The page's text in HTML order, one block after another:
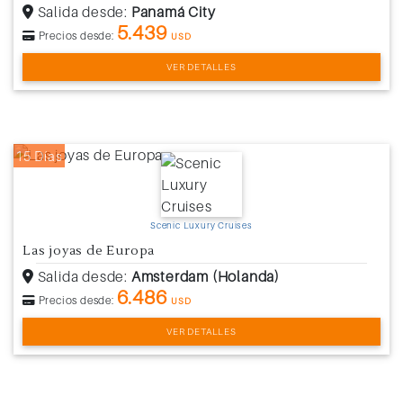
Salida desde: Panamá City
Precios desde: 5.439 USD
VER DETALLES
15 Días
Scenic Luxury Cruises
Las joyas de Europa
Salida desde: Amsterdam (Holanda)
Precios desde: 6.486 USD
VER DETALLES